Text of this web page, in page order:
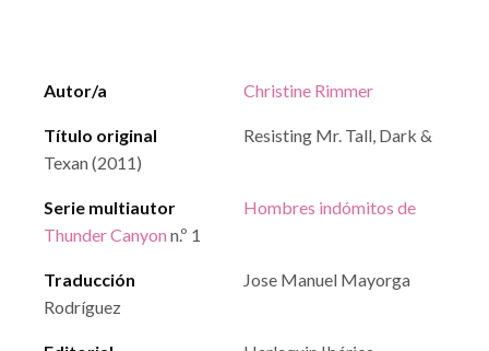
Autor/a Christine Rimmer
Título original
Resisting Mr. Tall, Dark &
Texan (2011)
Serie multiautor
Hombres indómitos de
Thunder Canyon n.º 1
Traducción
Jose Manuel Mayorga
Rodríguez